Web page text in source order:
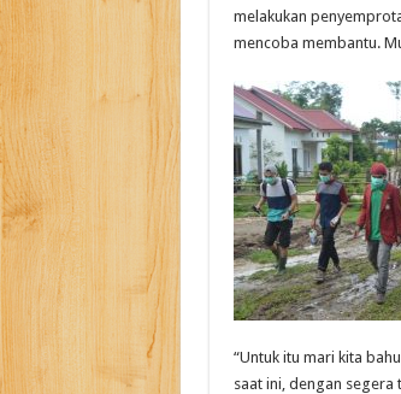
melakukan
mencoba membantu.
“Untuk itu mari kita
saat ini, dengan segera